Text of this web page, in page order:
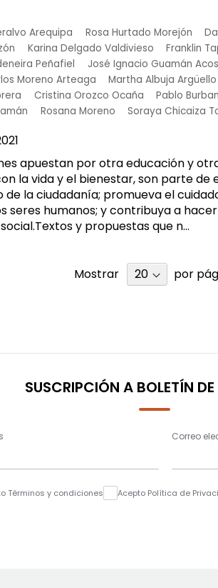
Arequipa Rosa Hurtado Morejón
Karina Delgado Valdivieso
Franklin
Peñafiel
José Ignacio Guamán
Moreno Arteaga Martha Albuja Argüello
Cristina Orozco Ocaña Pablo
Rosana Moreno Soraya Chicaiza
apuestan por otra educación y
la vida y el bienestar, son parte de
de la ciudadanía; promueva el
seres humanos; y contribuya a
y propuestas que n...
Mostrar por
SUSCRIPCIÓN A BOLETÍN
Correo
Términos y condiciones Acepto Política de